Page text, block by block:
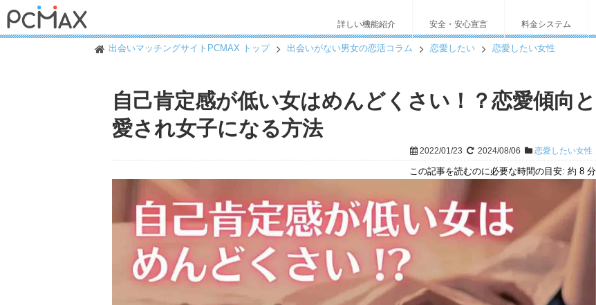
詳しい機能紹介 安全・安心宣言 料金システム
出会いマッチングサイトPCMAX トップ 出会いがない男女の恋活コラム 恋愛したい
恋愛したい女性
自己肯定感が低い女はめんどくさい！？恋愛傾向と
愛され女子になる方法
2022/01/23 2024/08/06 恋愛したい女性
この記事を読むのに必要な時間の目安: 約 8 分